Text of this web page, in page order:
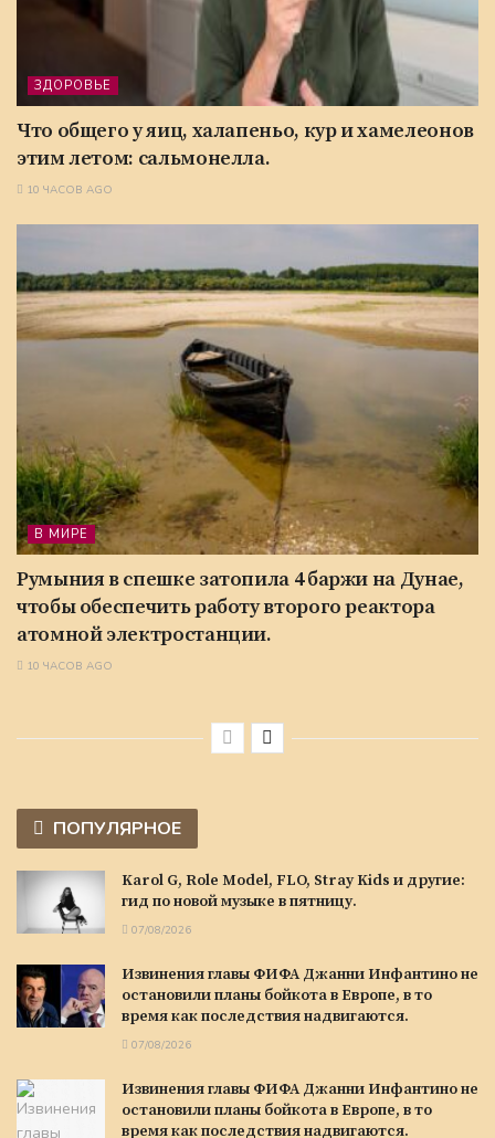
ЗДОРОВЬЕ
Что общего у яиц, халапеньо, кур и хамелеонов
этим летом: сальмонелла.
10 ЧАСОВ AGO
В МИРЕ
Румыния в спешке затопила 4 баржи на Дунае,
чтобы обеспечить работу второго реактора
атомной электростанции.
10 ЧАСОВ AGO
ПОПУЛЯРНОЕ
Karol G, Role Model, FLO, Stray Kids и другие:
гид по новой музыке в пятницу.
07/08/2026
Извинения главы ФИФА Джанни Инфантино не
остановили планы бойкота в Европе, в то
время как последствия надвигаются.
07/08/2026
Извинения главы ФИФА Джанни Инфантино не
остановили планы бойкота в Европе, в то
время как последствия надвигаются.